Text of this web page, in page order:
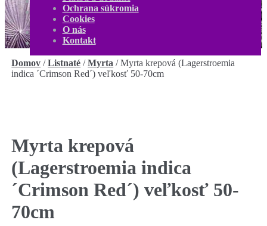
KontaktOchrana súkromia
Cookies
O nás
Kontakt
€ 0 produktov
Domov /Listnaté /Myrta /Myrta krepová (Lagerstroemia
indica ´Crimson Red´) veľkosť 50-70cm
Myrta krepová
(Lagerstroemia indica
´Crimson Red´) veľkosť 50-
70cm